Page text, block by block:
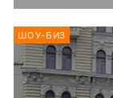
ШОУ-БИЗ